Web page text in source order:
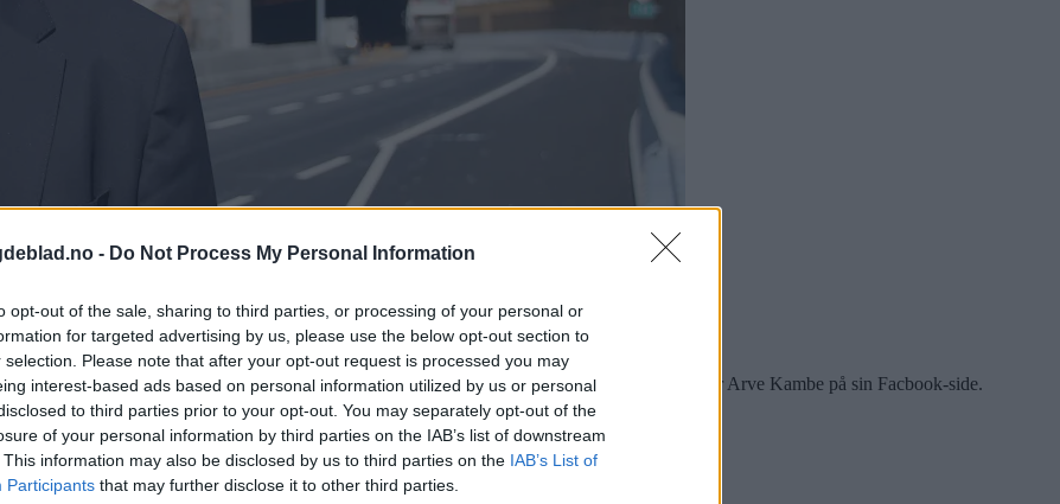
- Do Not Process My Personal Information
opt-out of the sale, sharing to third parties, or processing of your personal or
for targeted advertising by us, please use the below opt-out section to
selection. Please note that after your opt-out request is processed you may
interest-based ads based on personal information utilized by us or personal
to third parties prior to your opt-out. You may separately opt-out of the
of your personal information by third parties on the IAB’s list of downstream
information may also be disclosed by us to third parties on the IAB’s List of
Participants that may further disclose it to other third parties.
Søvik
har jeg gitt beskjed om at jeg ikke ønsker gjenvalg for en ny periode på Stortinget. det skriver Arve Kambe på sin Facbook-side.